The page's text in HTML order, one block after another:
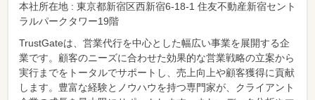
本社所在地 : 東京都新宿区西新宿6-18-1 住友不動産新宿セント
ラルパークタワー19階
TrustGateは、営業代行を中心とした幅広い事業を展開する企
業です。顧客のニーズに合わせた効果的な営業戦略の立案から
実行までをトータルでサポートし、売上向上や顧客獲得に貢献
します。豊富な経験とノウハウを持つ専門家が、クライアント